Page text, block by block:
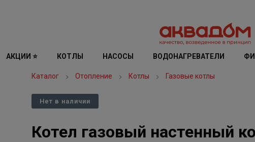
АКЦИИ ⭐ КОТЛЫ НАСОСЫ ВОДОНАГРЕВАТЕЛИ
Каталог Отопление Котлы Газовые котлы
Нет в наличии
Котел газовый настенный